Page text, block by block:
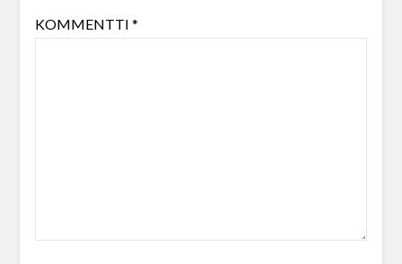
KOMMENTTI *